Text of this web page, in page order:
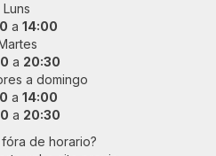
Luns
a 14:00
a 20:30
a domingo
a 14:00
a 20:30
de horario?